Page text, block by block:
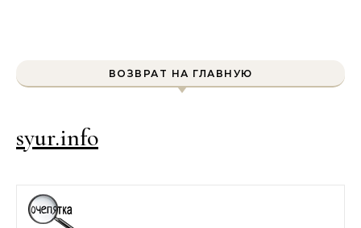
ВОЗВРАТ НА ГЛАВНУЮ
syur.info